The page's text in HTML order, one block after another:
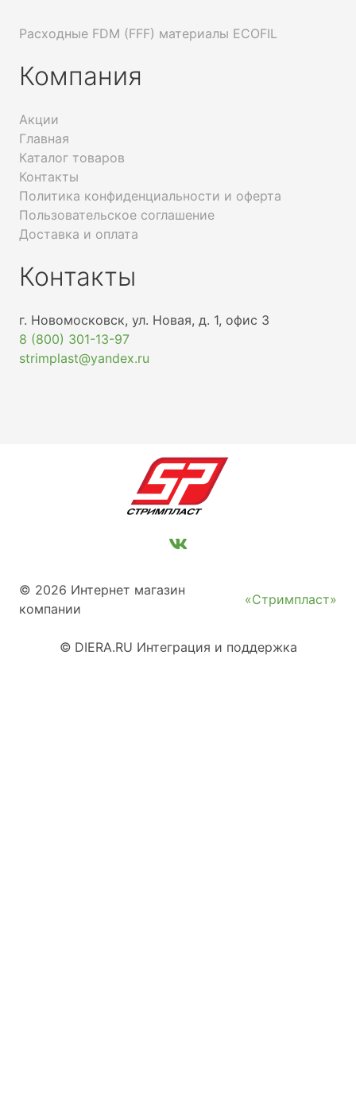
Расходные FDM (FFF) материалы ECOFIL
Компания
Акции
Главная
Каталог товаров
Контакты
Политика конфиденциальности и оферта
Пользовательское соглашение
Доставка и оплата
Контакты
г. Новомосковск, ул. Новая, д. 1, офис 3
8 (800) 301-13-97
strimplast@yandex.ru
© 2026 Интернет магазин
компании
«Стримпласт»
© DIERA.RU Интеграция и поддержка